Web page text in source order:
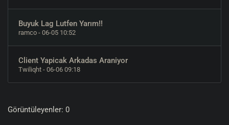
Buyuk Lag Lutfen Yarım!!
ramco - 06-05 10:52
Client Yapicak Arkadas Araniyor
Twiliqht - 06-06 09:18
Görüntüleyenler: 0